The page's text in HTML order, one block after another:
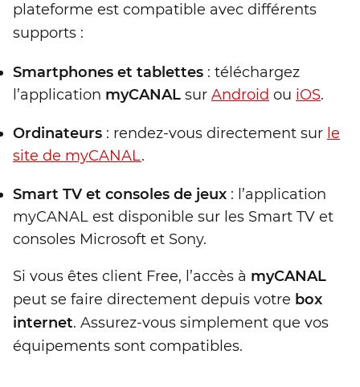
plateforme est compatible avec différents
supports :
Smartphones et tablettes : téléchargez
l’application myCANAL sur Android ou iOS.
Ordinateurs : rendez-vous directement sur le
site de myCANAL.
Smart TV et consoles de jeux : l’application
myCANAL est disponible sur les Smart TV et
consoles Microsoft et Sony.
Si vous êtes client Free, l’accès à myCANAL
peut se faire directement depuis votre box
internet. Assurez-vous simplement que vos
équipements sont compatibles.